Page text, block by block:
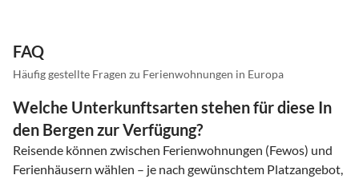
FAQ
Häufig gestellte Fragen zu Ferienwohnungen in Europa
Welche Unterkunftsarten stehen für diese In
den Bergen zur Verfügung?
Reisende können zwischen Ferienwohnungen (Fewos) und
Ferienhäusern wählen – je nach gewünschtem Platzangebot,